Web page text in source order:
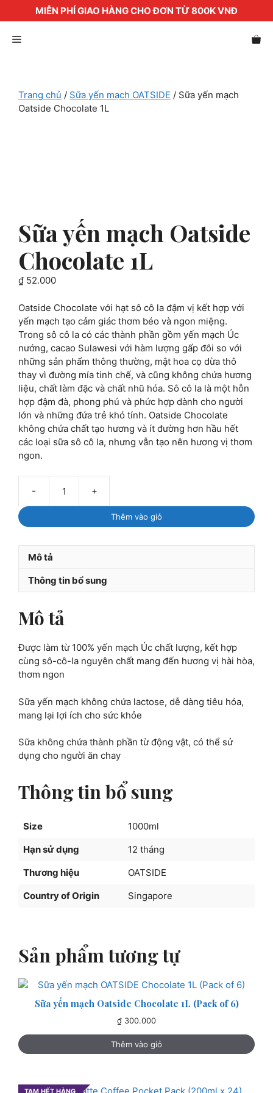
MIỄN PHÍ GIAO HÀNG CHO ĐƠN TỪ 800K VNĐ
đến Menu
Trang chủ / Sữa yến mạch OATSIDE / Sữa yến mạch
Oatside Chocolate 1L
Sữa yến mạch Oatside
Chocolate 1L
₫52.000
Oatside Chocolate với hạt sô cô la đậm vị kết hợp với
yến mạch tạo cảm giác thơm béo và ngon miệng.
Trong sô cô la có các thành phần gồm yến mạch Úc
nướng, cacao Sulawesi với hàm lượng gấp đôi so với
những sản phẩm thông thường, mật hoa cọ dừa thô
thay vì đường mía tinh chế, và cũng không chứa hương
liệu, chất làm đặc và chất nhũ hóa. Sô cô la là một hỗn
hợp đậm đà, phong phú và phức hợp dành cho người
lớn và những đứa trẻ khó tính. Oatside Chocolate
không chứa chất tạo hương và ít đường hơn hầu hết
các loại sữa sô cô la, nhưng vẫn tạo nên hương vị thơm
ngon.
-
yến
mạch
lượng
+
Thêm vào giỏ
Mô tả
Thông tin bổ sung
Mô tả
Được làm từ 100% yến mạch Úc chất lượng, kết hợp
cùng sô-cô-la nguyên chất mang đến hương vị hài hòa,
thơm ngon
Sữa yến mạch không chứa lactose, dễ dàng tiêu hóa,
mang lại lợi ích cho sức khỏe
Sữa không chứa thành phần từ động vật, có thể sử
dụng cho người ăn chay
Thông tin bổ sung
Size
1000ml
Hạn sử dụng
12 tháng
Thương hiệu
OATSIDE
Country of Origin
Singapore
Sản phẩm tương tự
Sữa yến mạch Oatside Chocolate 1L (Pack of 6)
₫ 300.000
Thêm vào giỏ